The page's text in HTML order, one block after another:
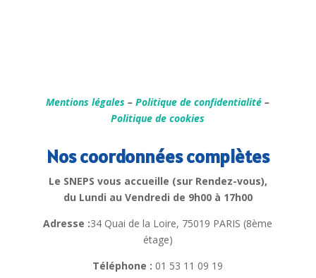
Mentions légales –Politique de confidentialité –
Politique de cookies
Nos coordonnées complètes
Le SNEPS vous accueille (sur Rendez-vous),
du Lundi au Vendredi de 9h00 à 17h00
Adresse :34 Quai de la Loire, 75019 PARIS (8ème
étage)
Téléphone : 01 53 11 09 19